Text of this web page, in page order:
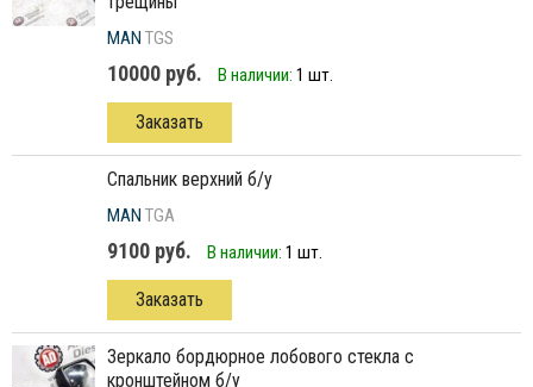
MAN TGS
10000 руб. В наличии: 1 шт.
Заказать
спальник верхний б/у
MAN TGA
9100 руб. В наличии: 1 шт.
Заказать
зеркало бордюрное лобового стекла с
кронштейном б/у